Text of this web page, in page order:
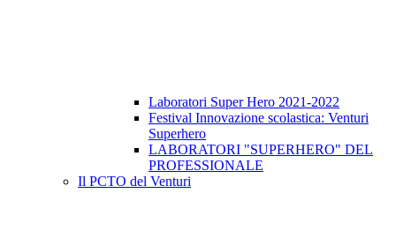
Laboratori Super Hero 2021-2022
Festival Innovazione scolastica: Venturi
Superhero
LABORATORI "SUPERHERO" DEL
PROFESSIONALE
Il PCTO del Venturi